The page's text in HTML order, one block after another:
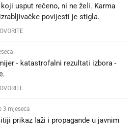
usput rečeno, ni ne želi. Karma
povijesti je stigla.
- katastrofalni rezultati izbora -
3 mjeseca
prikaz laži i propagande u javnim